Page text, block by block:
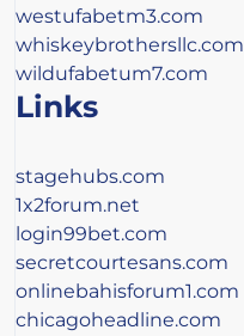
westufabetm3.com
whiskeybrothersllc.com
wildufabetum7.com
Links
stagehubs.com
1x2forum.net
login99bet.com
secretcourtesans.com
onlinebahisforum1.com
chicagoheadline.com